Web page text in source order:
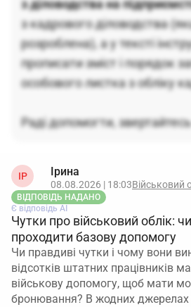
з діловодства на
з кадрового діловодства
розроблена), а у тексті
прописати зміст і порядок
особового листка з обліку
Раді допомогти,
ІР Ірина
08.08.2026 | 18:03Військовий
ВІДПОВІДЬ НАДАНО
Є відповідь АІ
Чутки про військовий облік:
проходити базову допомогу
Чи правдиві чутки і чому вони
відсотків штатних працівників
військову допомогу, щоб мати
бронювання? В жодних джерелах